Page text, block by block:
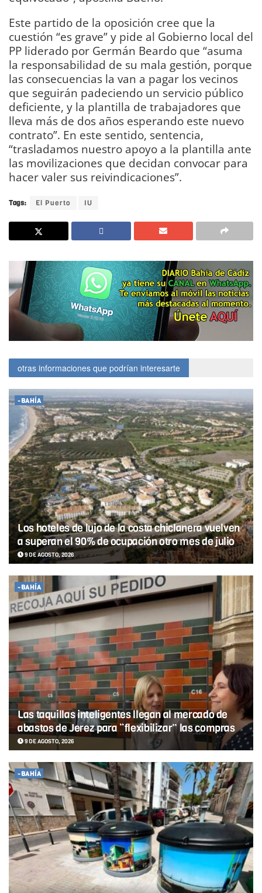
Este partido de la oposición cree que la
cuestión “es grave” y pide al Gobierno local del
PP liderado por Germán Beardo que “asuma
la responsabilidad de su mala gestión, porque
las consecuencias la van a pagar los vecinos
que seguirán padeciendo un servicio público
deficiente, y la plantilla de trabajadores que
lleva más de dos años esperando este nuevo
contrato”. En este sentido, sentencia,
“trasladamos nuestro apoyo a la plantilla ante
las movilizaciones que decidan convocar para
hacer valer sus reivindicaciones”.
Tags: El Puerto IU
otras informaciones que podrían interesarte
-BAHÍA
Los hoteles de lujo de la costa chiclanera vuelven
a superan el 90% de ocupación otro mes de julio
9 DE AGOSTO, 2026
-BAHÍA
Las taquillas inteligentes llegan al mercado de
abastos de Jerez para “flexibilizar” las compras
9 DE AGOSTO, 2026
-BAHÍA